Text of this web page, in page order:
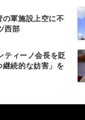
軍施設上空に不
西部
ティーノ会長を貶
続的な妨害」を